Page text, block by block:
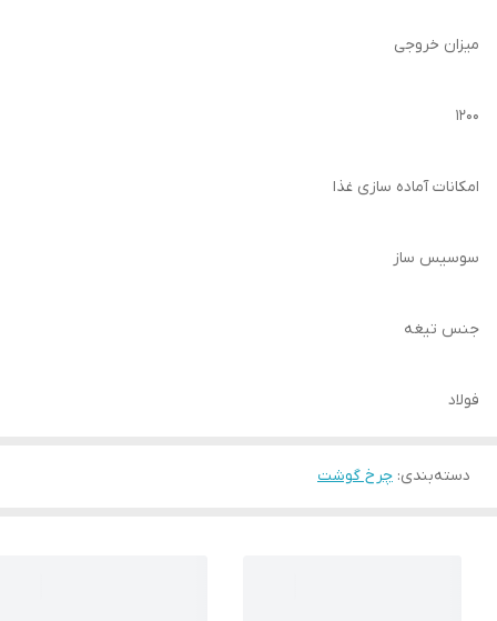
میزان خروجی
۱۲۰۰
امکانات آماده سازی غذا
سوسیس ساز
جنس تیغه
فولاد
دسته‌بندی: چرخ گوشت